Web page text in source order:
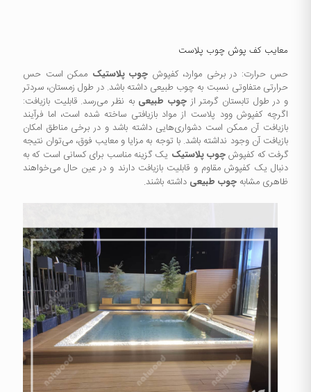
معایب کف پوش چوب پلاست
حس حرارت: در برخی موارد، کفپوش چوب پلاستیک ممکن است حس
حرارتی متفاوتی نسبت به چوب طبیعی داشته باشد. در طول زمستان، سردتر
و در طول تابستان گرمتر از چوب طبیعی به نظر می‌رسد. قابلیت بازیافت:
اگرچه کفپوش وود پلاست از مواد بازیافتی ساخته شده است، اما فرآیند
بازیافت آن ممکن است دشواری‌هایی داشته باشد و در برخی مناطق امکان
بازیافت آن وجود نداشته باشد. با توجه به مزایا و معایب فوق، می‌توان نتیجه
گرفت که کفپوشچوب پلاستیک یک گزینه مناسب برای کسانی است که به
دنبال یک کفپوش مقاوم و قابلیت بازیافت دارند و در عین حال می‌خواهند
ظاهری مشابه چوب طبیعی داشته باشند.